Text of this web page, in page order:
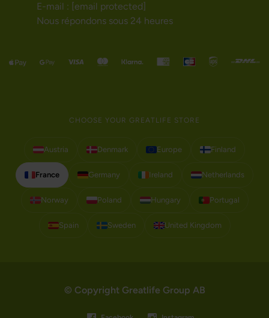
E-mail : [email protected]
Nous répondons sous 24 heures
CHOOSE YOUR GREATLIFE STORE
Austria Denmark Europe Finland
France Germany Ireland Netherlands
Norway Poland Hungary Portugal
Spain Sweden United Kingdom
© Copyright Greatlife Group AB